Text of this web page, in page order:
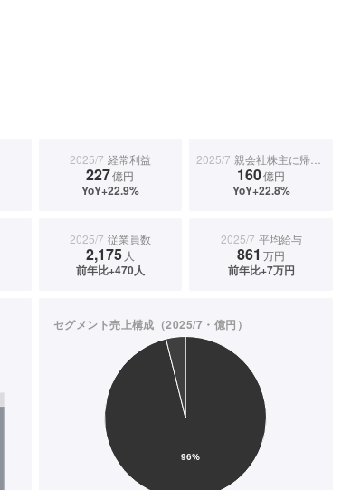
2025/7 経常利益
227億円
YoY+22.9%
2025/7 親会社株主に帰属する当期純利益
160億円
YoY+22.8%
2025/7 従業員数
2,175 人
前年比+470人
2025/7 平均給与
861 万円
前年比+7万円
セグメント売上構成（2025/7・億円）